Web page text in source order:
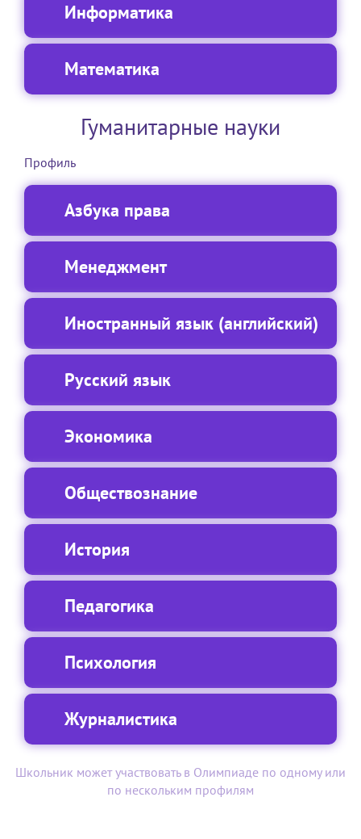
Информатика
Математика
Гуманитарные науки
Профиль
Азбука права
Менеджмент
Иностранный язык (английский)
Русский язык
Экономика
Обществознание
История
Педагогика
Психология
Журналистика
Школьник может участвовать в Олимпиаде по одному или
по нескольким профилям